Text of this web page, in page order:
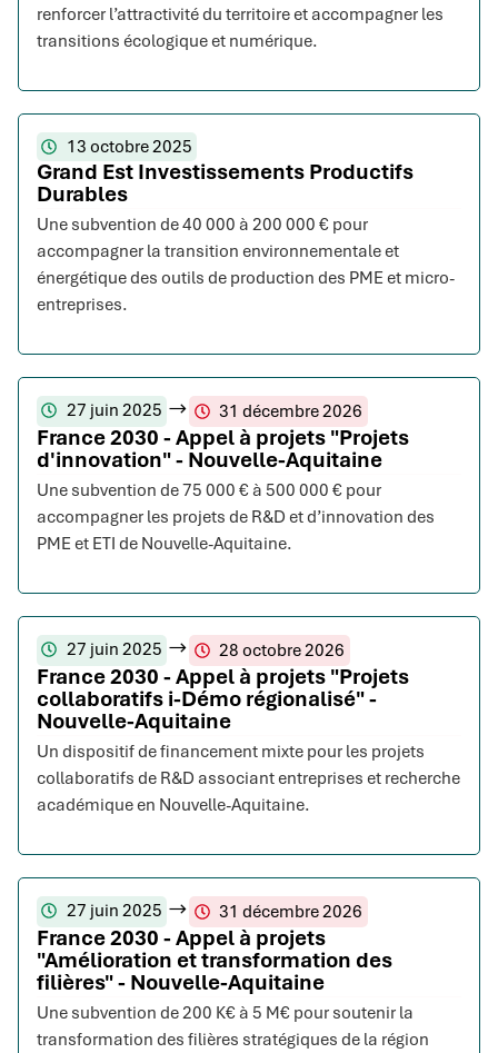
renforcer l’attractivité du territoire et accompagner les
transitions écologique et numérique.
13 octobre 2025
Grand Est Investissements Productifs
Durables
Une subvention de 40 000 à 200 000 € pour
accompagner la transition environnementale et
énergétique des outils de production des PME et micro-
entreprises.
27 juin 2025 31 décembre 2026
France 2030 - Appel à projets "Projets
d'innovation" - Nouvelle-Aquitaine
Une subvention de 75 000 € à 500 000 € pour
accompagner les projets de R&D et d’innovation des
PME et ETI de Nouvelle-Aquitaine.
27 juin 2025 28 octobre 2026
France 2030 - Appel à projets "Projets
collaboratifs i-Démo régionalisé" -
Nouvelle-Aquitaine
Un dispositif de financement mixte pour les projets
collaboratifs de R&D associant entreprises et recherche
académique en Nouvelle-Aquitaine.
27 juin 2025 31 décembre 2026
France 2030 - Appel à projets
"Amélioration et transformation des
filières" - Nouvelle-Aquitaine
Une subvention de 200 K€ à 5 M€ pour soutenir la
transformation des filières stratégiques de la région